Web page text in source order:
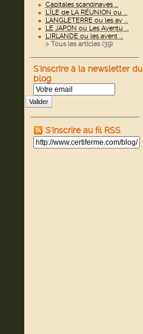
Capitales scandinaves ...
L'ÎLE de LA RÉUNION ou ...
L'ANGLETERRE ou les av ...
LE JAPON où Les Aventu ...
L'IRLANDE ou les avent ...
> Tous les articles (39)
S'inscrire à la newsletter du
blog
Valider
S'inscrire au fil RSS